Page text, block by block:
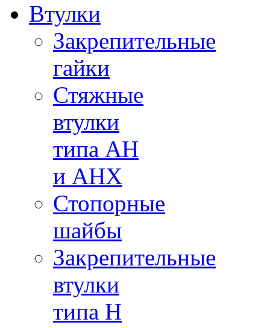
Втулки
Закрепительные
гайки
Стяжные
втулки
типа AH
и AHX
Стопорные
шайбы
Закрепительные
втулки
типа H